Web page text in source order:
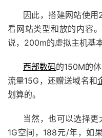
因此，搭建网站使
看网站类型和放的内容
说，200m的虚拟主机基
西部数码的150M的
流量15G，还赠送域名和
划算的。
当然，也可以选择
1G空间，188元/年，如